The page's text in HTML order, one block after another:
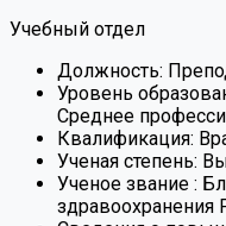
Учебный отдел
Должность:
Уровень
Среднее
Квалификация:
Ученая степень:
Ученое звание :
здравоохранения